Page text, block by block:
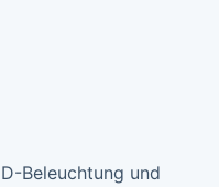
Beleuchtung und